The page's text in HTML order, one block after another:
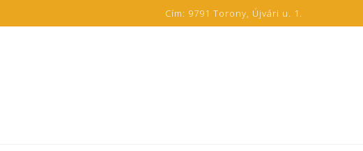
Cím: 9791 Torony, Újvári u. 1.